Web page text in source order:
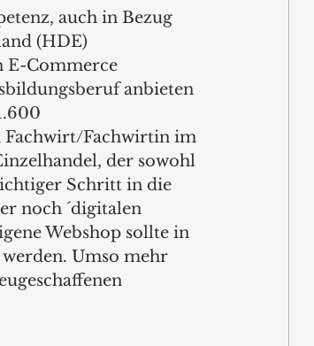
auch in Bezug
(HDE)
E-Commerce
anbieten
Fachwirt/Fachwirtin im
der sowohl
Schritt in die
noch ´digitalen
Webshop sollte in
Umso mehr